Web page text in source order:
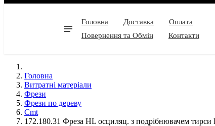
Головна Доставка
Оплата
Повернення та Обмін
Контакти
Головна
Витратні матеріали
Фрези
Фрези по дереву
Cmt
172.180.31 Фреза HL осциляц. з подрібнювачем